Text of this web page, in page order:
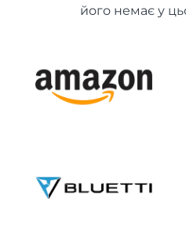
його немає у